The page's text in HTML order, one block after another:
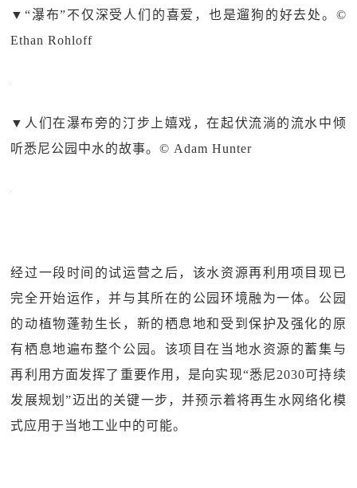
▼“瀑布”不仅深受人们的喜爱，也是遛狗的好去处。©
Ethan Rohloff
▼ 人们在瀑布旁的汀步上嬉戏，在起伏流淌的流水中倾
听悉尼公园中水的故事。© Adam Hunter
经过一段时间的试运营之后，该水资源再利用项目现已
完全开始运作，并与其所在的公园环境融为一体。公园
的动植物蓬勃生长，新的栖息地和受到保护及强化的原
有栖息地遍布整个公园。该项目在当地水资源的蓄集与
再利用方面发挥了重要作用，是向实现“悉尼2030可持续
发展规划”迈出的关键一步，并预示着将再生水网络化模
式应用于当地工业中的可能。